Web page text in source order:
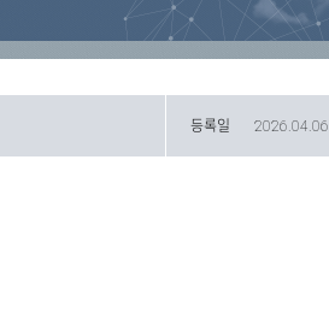
등록일 2026.04.06